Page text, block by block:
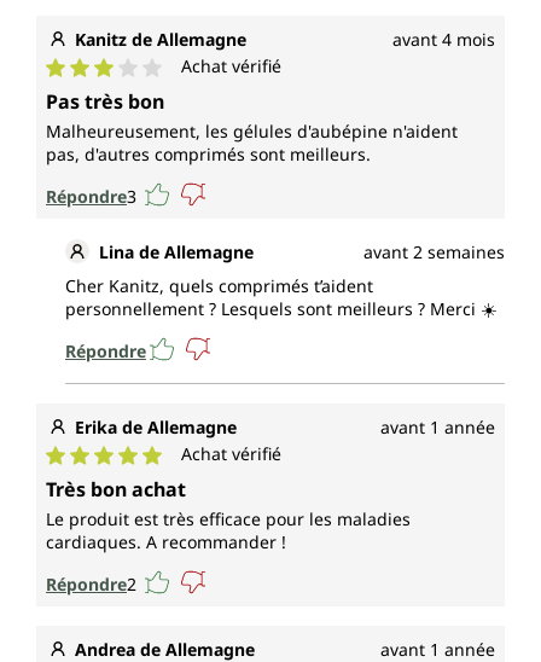
Kanitz de Allemagne avant 4 mois
Note moyenne de 3 sur 5 étoiles
Achat vérifié
Pas très bon
Malheureusement, les gélules d'aubépine n'aident
pas, d'autres comprimés sont meilleurs.
Répondre3
Lina de Allemagne
avant 2 semaines
Cher Kanitz, quels comprimés t’aident
personnellement ? Lesquels sont meilleurs ? Merci ☀️
Répondre
Erika de Allemagne avant 1 année
Note moyenne de 5 sur 5 étoiles
Achat vérifié
Très bon achat
Le produit est très efficace pour les maladies
cardiaques. A recommander !
Répondre2
Andrea de Allemagne avant 1 année